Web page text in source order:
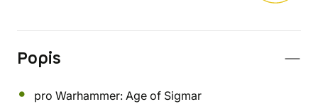
Popis
pro Warhammer: Age of Sigmar